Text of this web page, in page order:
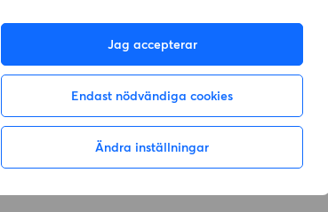
Jag accepterar
Endast nödvändiga cookies
Ändra inställningar
Affärer
Kungsportsavenyen 26
Vasagatan 45 (242